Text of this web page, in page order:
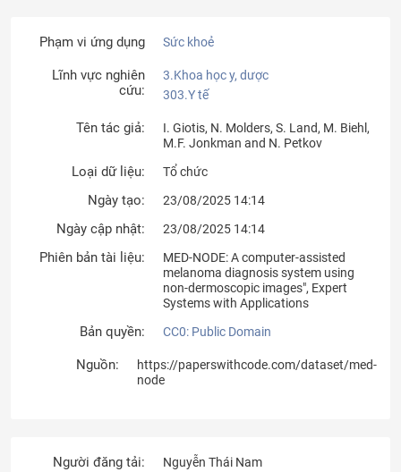
Phạm vi ứng dụng Sức khoẻ
Lĩnh vực nghiên
cứu:
3.Khoa học y, dược
303.Y tế
Tên tác giả:
I. Giotis, N. Molders, S. Land, M. Biehl,
M.F. Jonkman and N. Petkov
Loại dữ liệu: Tổ chức
Ngày tạo: 23/08/2025 14:14
Ngày cập nhật: 23/08/2025 14:14
Phiên bản tài liệu:
MED-NODE: A computer-assisted
melanoma diagnosis system using
non-dermoscopic images", Expert
Systems with Applications
Bản quyền: CC0: Public Domain
Nguồn:
https://paperswithcode.com/dataset/med-
node
Người đăng tải: Nguyễn Thái Nam